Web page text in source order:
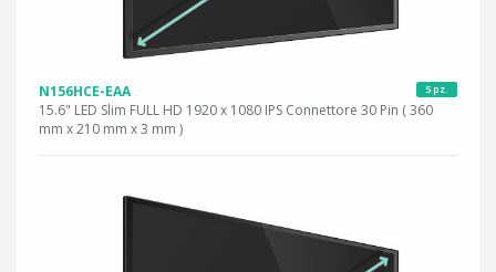
5 pz.
N156HCE-EAA
15.6" LED Slim FULL HD 1920 x 1080 IPS Connettore 30 Pin ( 360
mm x 210 mm x 3 mm )